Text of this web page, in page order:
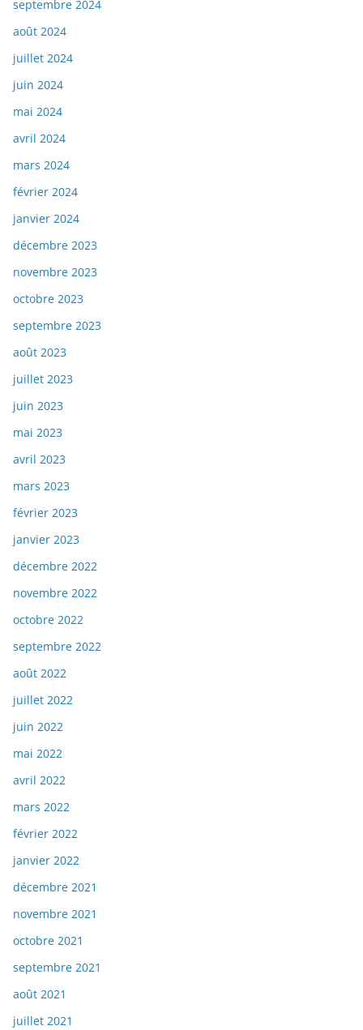
septembre 2024
août 2024
juillet 2024
juin 2024
mai 2024
avril 2024
mars 2024
février 2024
janvier 2024
décembre 2023
novembre 2023
octobre 2023
septembre 2023
août 2023
juillet 2023
juin 2023
mai 2023
avril 2023
mars 2023
février 2023
janvier 2023
décembre 2022
novembre 2022
octobre 2022
septembre 2022
août 2022
juillet 2022
juin 2022
mai 2022
avril 2022
mars 2022
février 2022
janvier 2022
décembre 2021
novembre 2021
octobre 2021
septembre 2021
août 2021
juillet 2021